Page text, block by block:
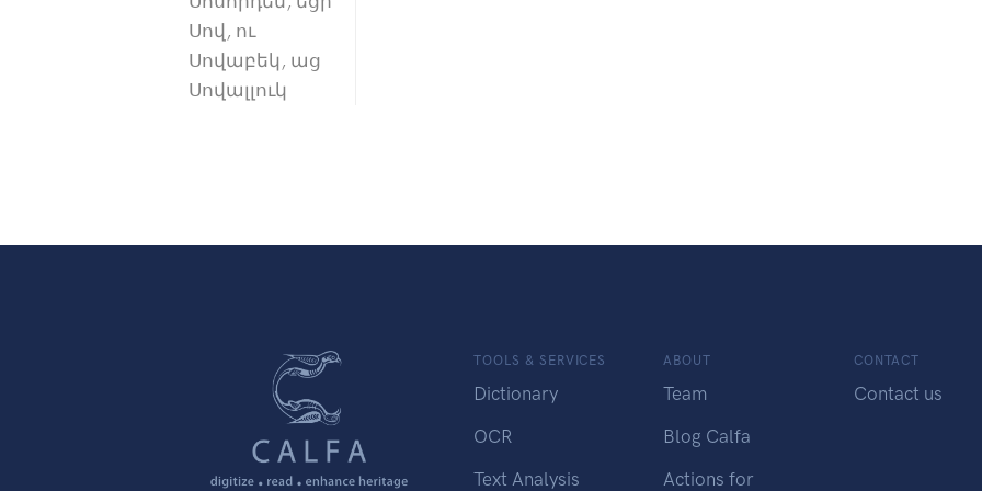
Սով, ու
Սովաբեկ, աց
Սովալլուկ
TOOLS & SERVICES
Dictionary
OCR
Text Analysis
ABOUT
Team
Blog Calfa
Actions for
CONTACT
Contact us